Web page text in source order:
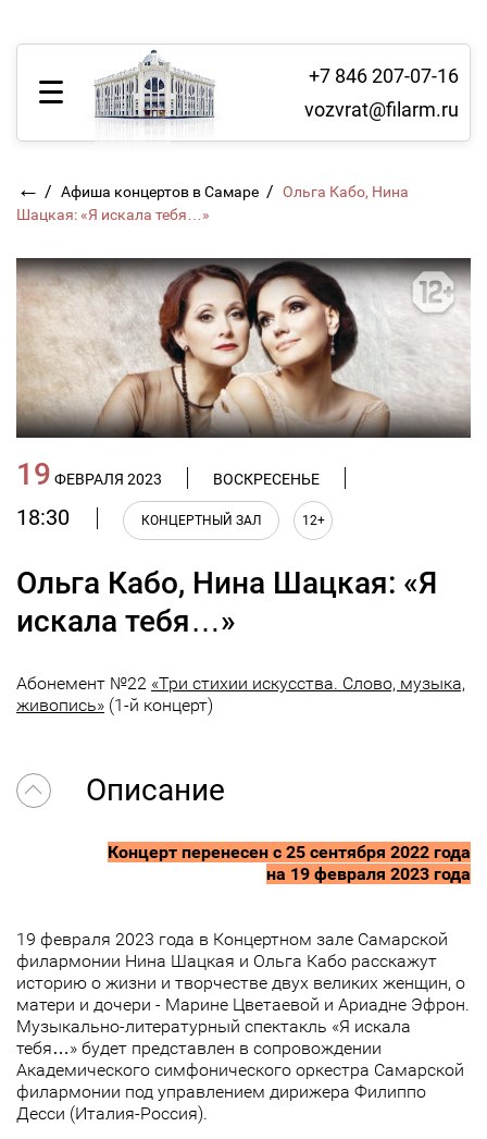
+7 846 207-07-16
vozvrat@filarm.ru
← / Афиша концертов в Самаре / Ольга Кабо, Нина
Шацкая: «Я искала тебя…»
19 ФЕВРАЛЯ 2023 ВОСКРЕСЕНЬЕ
18:30 КОНЦЕРТНЫЙ ЗАЛ 12+
Ольга Кабо, Нина Шацкая: «Я
искала тебя…»
Абонемент №22 «Три стихии искусства. Слово, музыка,
живопись» (1-й концерт)
Описание
Концерт перенесен с 25 сентября 2022 года
на 19 февраля 2023 года
19 февраля 2023 года в Концертном зале Самарской
филармонии Нина Шацкая и Ольга Кабо расскажут
историю о жизни и творчестве двух великих женщин, о
матери и дочери - Марине Цветаевой и Ариадне Эфрон.
Музыкально-литературный спектакль «Я искала
тебя…» будет представлен в сопровождении
Академического симфонического оркестра Самарской
филармонии под управлением дирижера Филиппо
Десси (Италия-Россия).